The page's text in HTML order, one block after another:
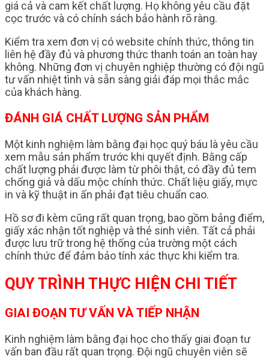
giá cả và cam kết chất lượng. Họ không yêu cầu đặt
cọc trước và có chính sách bảo hành rõ ràng.
Kiểm tra xem đơn vị có website chính thức, thông tin
liên hệ đầy đủ và phương thức thanh toán an toàn hay
không. Những đơn vị chuyên nghiệp thường có đội ngũ
tư vấn nhiệt tình và sẵn sàng giải đáp mọi thắc mắc
của khách hàng.
ĐÁNH GIÁ CHẤT LƯỢNG SẢN PHẨM
Một kinh nghiệm làm bằng đại học quý báu là yêu cầu
xem mẫu sản phẩm trước khi quyết định. Bằng cấp
chất lượng phải được làm từ phôi thật, có đầy đủ tem
chống giả và dấu mộc chính thức. Chất liệu giấy, mực
in và kỹ thuật in ấn phải đạt tiêu chuẩn cao.
Hồ sơ đi kèm cũng rất quan trọng, bao gồm bảng điểm,
giấy xác nhận tốt nghiệp và thẻ sinh viên. Tất cả phải
được lưu trữ trong hệ thống của trường một cách
chính thức để đảm bảo tính xác thực khi kiểm tra.
QUY TRÌNH THỰC HIỆN CHI TIẾT
GIAI ĐOẠN TƯ VẤN VÀ TIẾP NHẬN
Kinh nghiệm làm bằng đại học cho thấy giai đoạn tư
vấn ban đầu rất quan trọng. Đội ngũ chuyên viên sẽ